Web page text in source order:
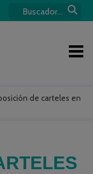
de carteles en